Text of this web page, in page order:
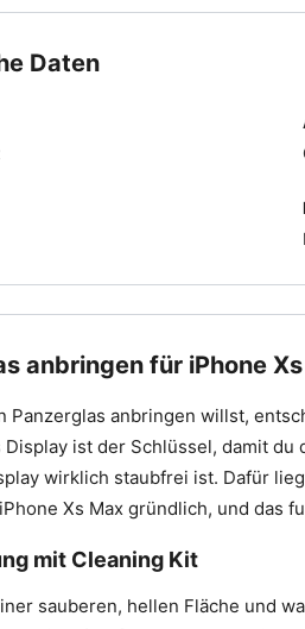
Daten
anbringen für iPhone
Panzerglas anbringen willst,
Display ist der Schlüssel, damit du
wirklich staubfrei ist. Dafür
Xs Max gründlich, und das
mit Cleaning Kit
sauberen, hellen Fläche und